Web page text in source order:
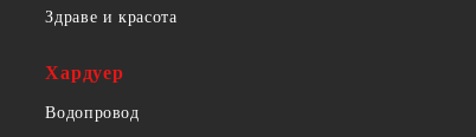
Здраве и красота
Хардуер
Водопровод